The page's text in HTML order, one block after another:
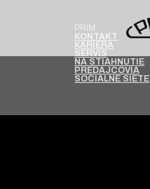
PRIM
KONTAKT
KARIÉRA
SERVIS
NA STIAHNUTIE
PREDAJCOVIA
SOCIÁLNE SIETE